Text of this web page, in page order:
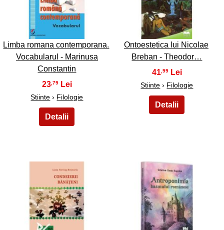
25
Limba romana contemporana.
Vocabularul - Marinusa
Constantin
23,79
Stiinte › Filologie
26
Ontoestetica lui Nicolae
Breban - Theodor…
41,99
Stiinte › Filologie
27 28